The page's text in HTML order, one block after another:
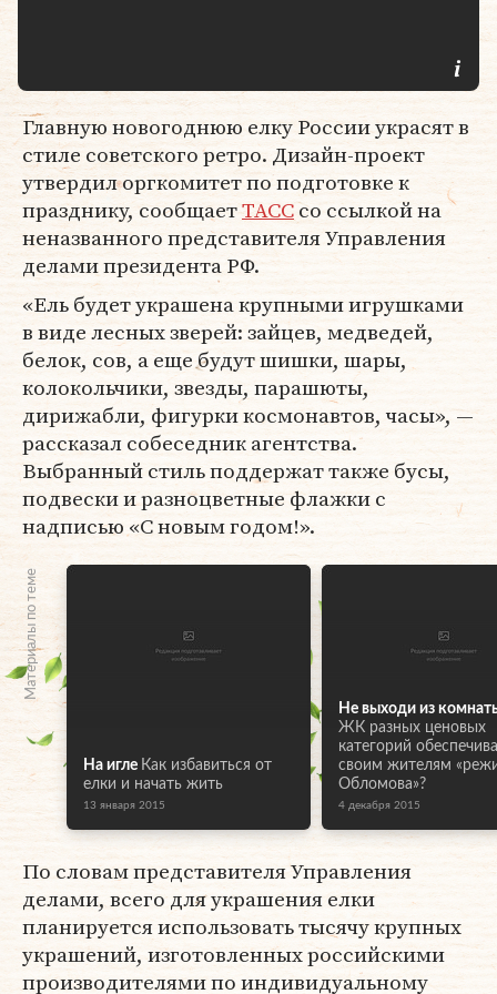
Главную новогоднюю елку России украсят в
стиле советского ретро. Дизайн-проект
утвердил оргкомитет по подготовке к
празднику, сообщаетТАССсо ссылкой на
неназванного представителя Управления
делами президента РФ.
«Ель будет украшена крупными игрушками
в виде лесных зверей: зайцев, медведей,
белок, сов, а еще будут шишки, шары,
колокольчики, звезды, парашюты,
дирижабли, фигурки космонавтов, часы», —
рассказал собеседник агентства.
Выбранный стиль поддержат также бусы,
подвески и разноцветные флажки с
надписью «С новым годом!».
Материалы по теме
На игле Как избавиться от
елки и начать жить
13 января 2015
Не выходи из
ЖК разных ценовых
категорий
своим жителям
Обломова»?
4 декабря 2015
По словам представителя Управления
делами, всего для украшения елки
планируется использовать тысячу крупных
украшений, изготовленных российскими
производителями по индивидуальному